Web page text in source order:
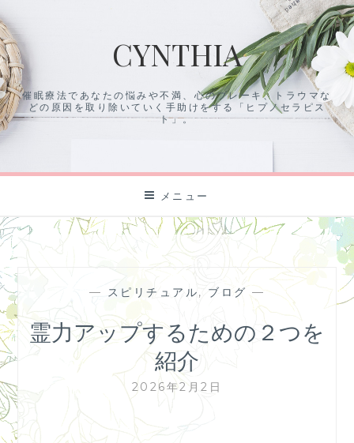
ン
テ
ン
ツ
に
ス
キ
プ
CYNTHIA
催眠療法であなたの悩みや不満、心のブレーキ、トラウマな
どの原因を取り除いていく手助けをする「ヒプノセラピス
ト」。
メニュー
— スピリチュアル, ブログ —
霊力アップするための２つを
紹介
2026年2月2日